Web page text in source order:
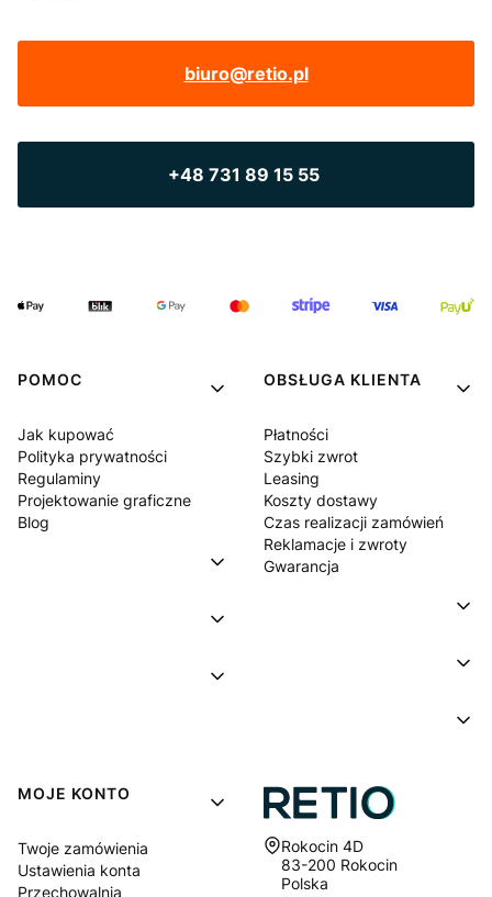
biuro@retio.pl
+48 731 89 15 55
POMOC
Jak kupować
Polityka prywatności
Regulaminy
Projektowanie graficzne
Blog
OBSŁUGA KLIENTA
Płatności
Szybki zwrot
Leasing
Koszty dostawy
Czas realizacji zamówień
Reklamacje i zwroty
Gwarancja
MOJE KONTO
Twoje zamówienia
Ustawienia konta
Przechowalnia
Adres:
Rokocin 4D
83-200 Rokocin
Polska